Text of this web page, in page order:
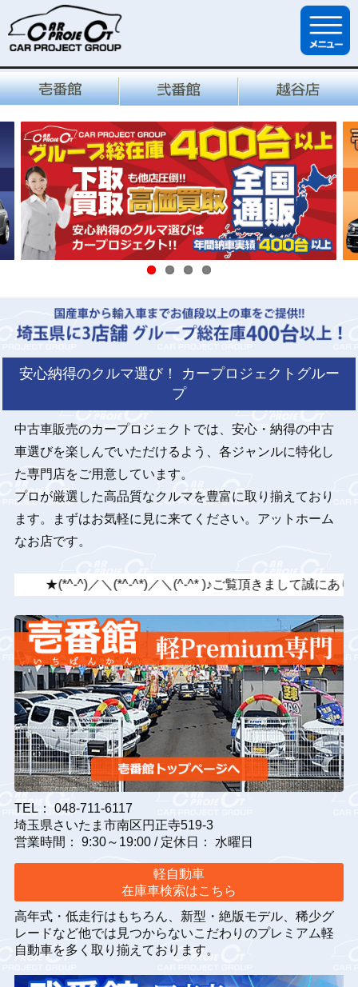
安心納得のクルマ選び！ カープロジェクトグルー
プ
中古車販売のカープロジェクトでは、安心・納得の中古
車選びを楽しんでいただけるよう、各ジャンルに特化し
た専門店をご用意しています。
プロが厳選した高品質なクルマを豊富に取り揃えており
ます。まずはお気軽に見に来てください。アットホーム
なお店です。
★(*^-^)／＼(*^-^*)／＼(^-^* )♪ご覧頂きまして誠にあり
TEL： 048-711-6117
埼玉県さいたま市南区円正寺519-3
営業時間： 9:30～19:00 / 定休日： 水曜日
軽自動車
在庫車検索はこちら
高年式・低走行はもちろん、新型・絶版モデル、稀少グ
レードなど他では見つからないこだわりのプレミアム軽
自動車を多く取り揃えております。